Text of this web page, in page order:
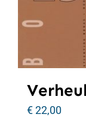
€22,00